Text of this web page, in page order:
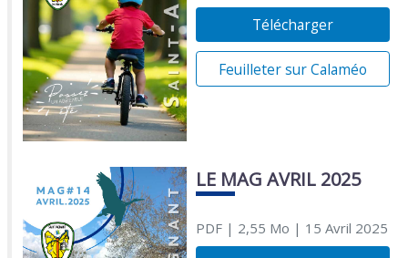
Télécharger
Feuilleter sur Calaméo
LE MAG AVRIL 2025
PDF| 2,55 Mo | 15 Avril 2025